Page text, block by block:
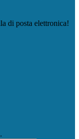
di posta elettronica!